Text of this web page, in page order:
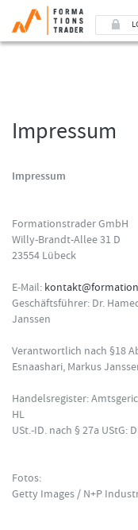
Impressum
Impressum
Formationstrader GmbH
Willy-Brandt-Allee 31 D
23554 Lübeck
E-Mail:
Geschäftsführer: Dr.
Janssen
Verantwortlich nach §18
Esnaashari, Markus
Handelsregister:
HL
USt.-ID. nach § 27a UStG:
Fotos:
Getty Images / N+P
Passwort
Angemeldet bleiben
Passwort vergessen
Ich bin neu, und jetzt?
Das Formationstrader
klicken Sie unten auf